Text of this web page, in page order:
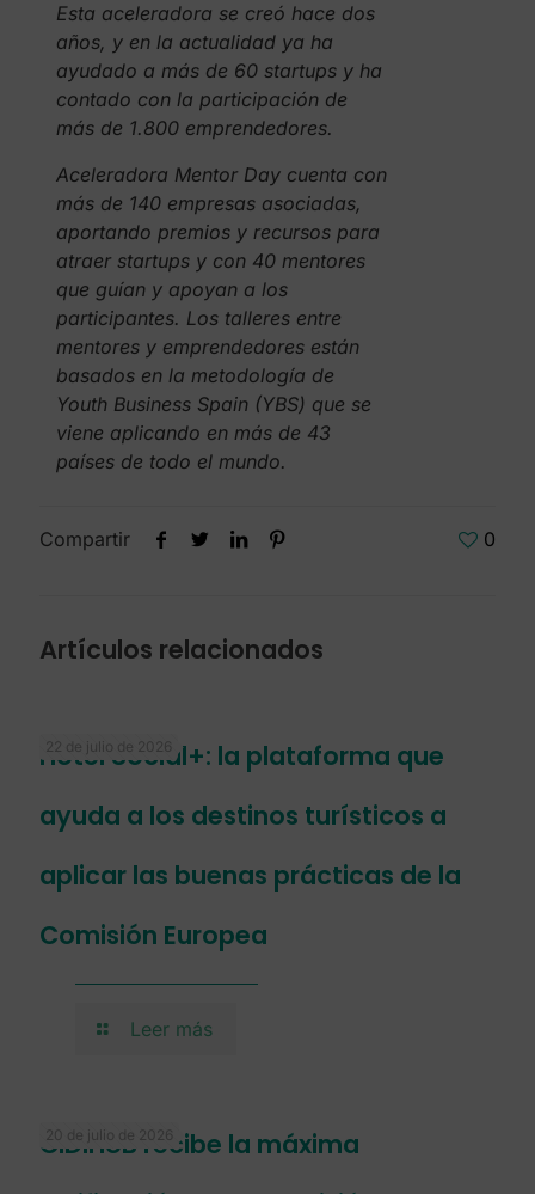
Esta aceleradora se creó hace dos
años, y en la actualidad ya ha
ayudado a más de 60 startups y ha
contado con la participación de
más de 1.800 emprendedores.
Aceleradora Mentor Day cuenta con
más de 140 empresas asociadas,
aportando premios y recursos para
atraer startups y con 40 mentores
que guían y apoyan a los
participantes. Los talleres entre
mentores y emprendedores están
basados en la metodología de
Youth Business Spain (YBS) que se
viene aplicando en más de 43
países de todo el mundo.
Compartir 0
Artículos relacionados
22 de julio de 2026
Hotel Social+: la plataforma que
ayuda a los destinos turísticos a
aplicar las buenas prácticas de la
Comisión Europea
Leer más
20 de julio de 2026
CIDIHUB recibe la máxima